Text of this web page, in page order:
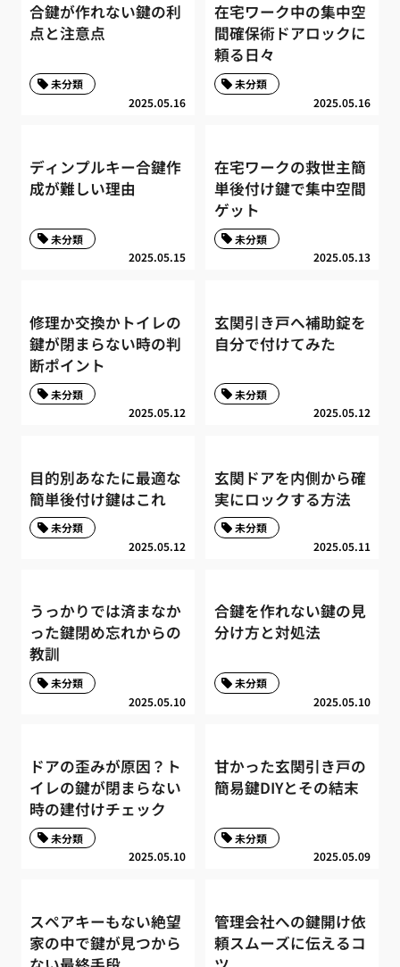
合鍵が作れない鍵の利
点と注意点
2025.05.16
未分類
在宅ワーク中の集中空
間確保術ドアロックに
頼る日々
2025.05.16
未分類
ディンプルキー合鍵作
成が難しい理由
2025.05.15
未分類
在宅ワークの救世主簡
単後付け鍵で集中空間
ゲット
2025.05.13
未分類
修理か交換かトイレの
鍵が閉まらない時の判
断ポイント
2025.05.12
未分類
玄関引き戸へ補助錠を
自分で付けてみた
2025.05.12
未分類
目的別あなたに最適な
簡単後付け鍵はこれ
2025.05.12
未分類
玄関ドアを内側から確
実にロックする方法
2025.05.11
未分類
うっかりでは済まなか
った鍵閉め忘れからの
教訓
2025.05.10
未分類
合鍵を作れない鍵の見
分け方と対処法
2025.05.10
未分類
ドアの歪みが原因？ト
イレの鍵が閉まらない
時の建付けチェック
2025.05.10
未分類
甘かった玄関引き戸の
簡易鍵DIYとその結末
2025.05.09
未分類
スペアキーもない絶望
家の中で鍵が見つから
管理会社への鍵開け依
頼スムーズに伝えるコ